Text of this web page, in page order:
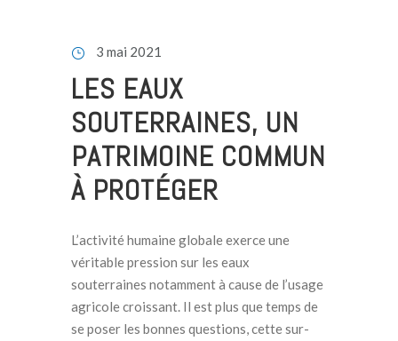
3 mai 2021
LES EAUX
SOUTERRAINES, UN
PATRIMOINE COMMUN
À PROTÉGER
L’activité humaine globale exerce une
véritable pression sur les eaux
souterraines notamment à cause de l’usage
agricole croissant. Il est plus que temps de
se poser les bonnes questions, cette sur-